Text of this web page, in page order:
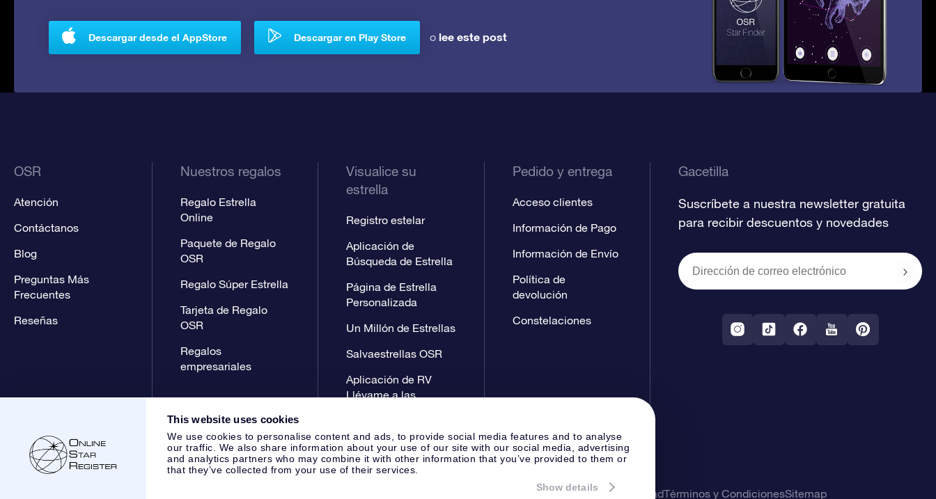
This website uses cookies
We use cookies to personalise content and ads, to provide social media features and to analyse
our traffic. We also share information about your use of our site with our social media, advertising
and analytics partners who may combine it with other information that you’ve provided to them or
that they’ve collected from your use of their services.
Show details
Descargar desde el AppStore Descargar en Play Store o lee este post
OSR
Atención
Contáctanos
Blog
Preguntas Más
Frecuentes
Reseñas
Nuestros regalos
Regalo Estrella
Online
Paquete de Regalo
OSR
Regalo Súper Estrella
Tarjeta de Regalo
OSR
Regalos
empresariales
Visualice su
estrella
Registro estelar
Aplicación de
Búsqueda de Estrella
Página de Estrella
Personalizada
Un Millón de Estrellas
Salvaestrellas OSR
Aplicación de RV
Llévame a las
Pedido y entrega
Acceso clientes
Información de Pago
Información de Envío
Política de
devolución
Constelaciones
Gacetilla
Suscríbete a nuestra newsletter gratuita
para recibir descuentos y novedades
Página de prensaPolítica de PrivacidadTérminos y CondicionesSitemap